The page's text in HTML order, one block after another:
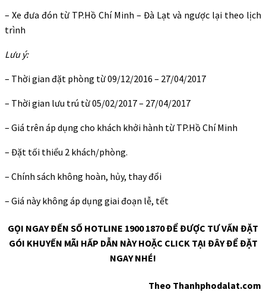
– Xe đưa đón từ TP.Hồ Chí Minh – Đà Lạt và ngược lại theo lịch
trình
Lưu ý:
– Thời gian đặt phòng từ 09/12/2016 – 27/04/2017
– Thời gian lưu trú từ 05/02/2017 – 27/04/2017
– Giá trên áp dụng cho khách khởi hành từ TP.Hồ Chí Minh
– Đặt tối thiểu 2 khách/phòng.
– Chính sách không hoàn, hủy, thay đổi
– Giá này không áp dụng giai đoạn lễ, tết
GỌI NGAY ĐẾN SỐ HOTLINE 1900 1870ĐỂ ĐƯỢC TƯ VẤN ĐẶT
GÓI KHUYẾN MÃI HẤP DẪN NÀY HOẶC CLICK TẠI ĐÂY ĐỂ ĐẶT
NGAY NHÉ!
Theo Thanhphodalat.com